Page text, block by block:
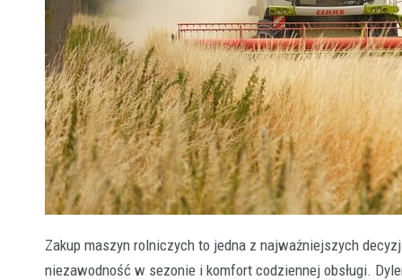
Zakup maszyn rolniczych to jedna z najważniejszych
niezawodność w sezonie i komfort codziennej obsługi.